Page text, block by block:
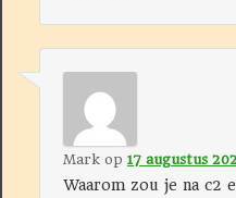
Markop 17 augustus
Waarom zou je na c2